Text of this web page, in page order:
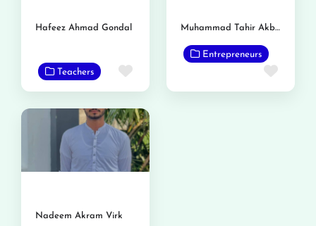
Hafeez Ahmad Gondal
Teachers Favorite
Muhammad Tahir Akbar Gondal
Entrepreneurs
Nadeem Akram Virk